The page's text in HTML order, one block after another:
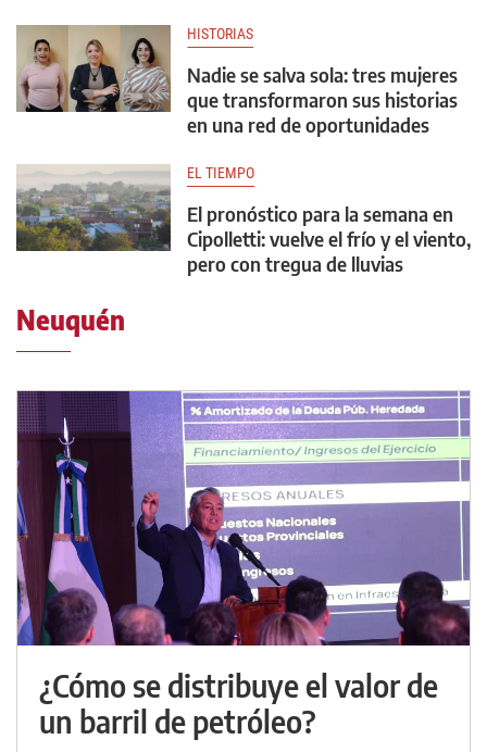
HISTORIAS
Nadie se salva sola: tres mujeres
que transformaron sus historias
en una red de oportunidades
EL TIEMPO
El pronóstico para la semana en
Cipolletti: vuelve el frío y el viento,
pero con tregua de lluvias
Neuquén
¿Cómo se distribuye el valor de
un barril de petróleo?